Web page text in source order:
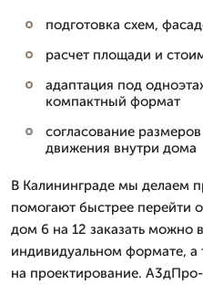
подготовка схем,
расчет площади и
адаптация под
компактный формат
согласование
движения внутри дома
В Калининграде мы делаем
помогают быстрее перейти
дом 6 на 12 заказать можно
индивидуальном формате, а
на проектирование.